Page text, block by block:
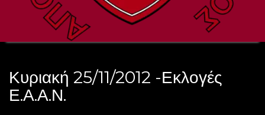
Κυριακή 25/11/2012 -Εκλογές
Ε.Α.Α.Ν.